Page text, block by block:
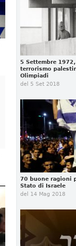
5 Settembre
terrorismo
Olimpiadi
del 5 Set 2018
70 buone ragioni
Stato di Israele
del 14 Mag 2018